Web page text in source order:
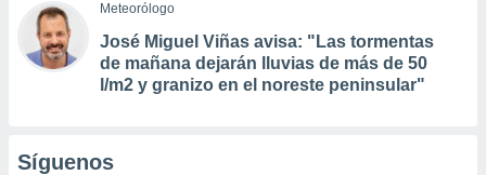
Meteorólogo
José Miguel Viñas avisa: "Las tormentas
de mañana dejarán lluvias de más de 50
l/m2 y granizo en el noreste peninsular"
Síguenos